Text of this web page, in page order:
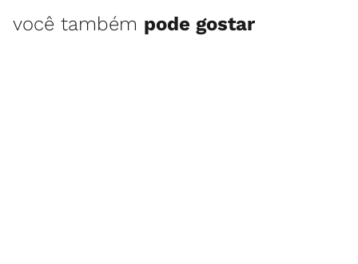
você também pode gostar